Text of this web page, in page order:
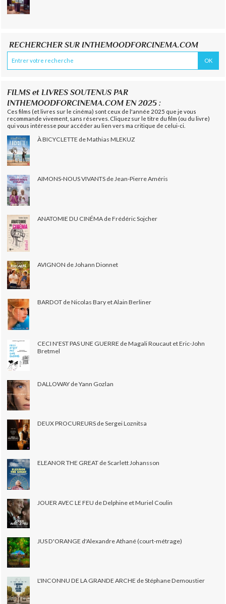
RECHERCHER SUR INTHEMOODFORCINEMA.COM
FILMS et LIVRES SOUTENUS PAR
INTHEMOODFORCINEMA.COM EN 2025 :
Ces films (et livres sur le cinéma) sont ceux de l'année 2025 que je vous
recommande vivement, sans réserves. Cliquez sur le titre du film (ou du livre)
qui vous intéresse pour accéder au lien vers ma critique de celui-ci.
À BICYCLETTE de Mathias MLEKUZ
AIMONS-NOUS VIVANTS de Jean-Pierre Améris
ANATOMIE DU CINÉMA de Frédéric Sojcher
AVIGNON de Johann Dionnet
BARDOT de Nicolas Bary et Alain Berliner
CECI N'EST PAS UNE GUERRE de Magali Roucaut et Eric-John
Bretmel
DALLOWAY de Yann Gozlan
DEUX PROCUREURS de Sergei Loznitsa
ELEANOR THE GREAT de Scarlett Johansson
JOUER AVEC LE FEU de Delphine et Muriel Coulin
JUS D'ORANGE d'Alexandre Athané (court-métrage)
L'INCONNU DE LA GRANDE ARCHE de Stéphane Demoustier